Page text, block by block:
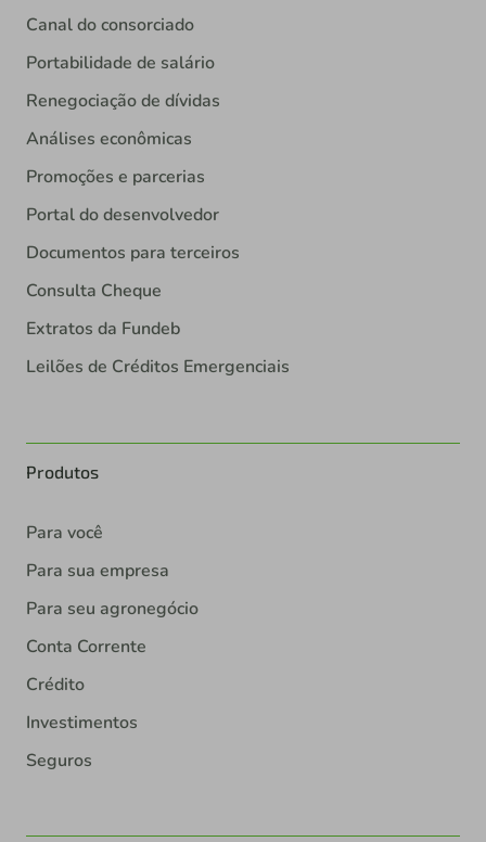
Canal do consorciado
Portabilidade de salário
Renegociação de dívidas
Análises econômicas
Promoções e parcerias
Portal do desenvolvedor
Documentos para terceiros
Consulta Cheque
Extratos da Fundeb
Leilões de Créditos Emergenciais
Produtos
Para você
Para sua empresa
Para seu agronegócio
Conta Corrente
Crédito
Investimentos
Seguros